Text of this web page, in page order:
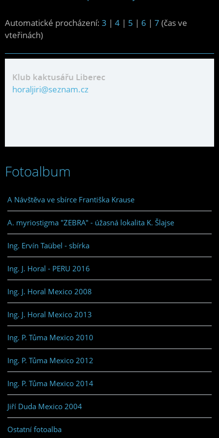
Automatické procházení: 3 | 4 | 5 | 6 | 7 (čas ve
vteřinách)
Klub kaktusářu Liberec
horaljiri@seznam.cz
Fotoalbum
A Návštěva ve sbírce Františka Krause
A. myriostigma "ZEBRA" - úžasná lokalita K. Šlajse
Ing. Ervín Taübel - sbírka
Ing. J. Horal - PERU 2016
Ing. J. Horal Mexico 2008
Ing. J. Horal Mexico 2013
Ing. P. Tůma Mexico 2010
Ing. P. Tůma Mexico 2012
Ing. P. Tůma Mexico 2014
Jiří Duda Mexico 2004
Ostatní fotoalba